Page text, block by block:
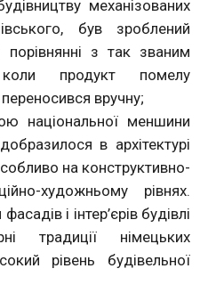
механізованих
був зроблений
з так званим
продукт помелу
вручну;
національної меншини
в архітектурі
на конструктивно-
художньому рівнях.
і інтер’єрів будівлі
традиції німецьких
рівень будівельної